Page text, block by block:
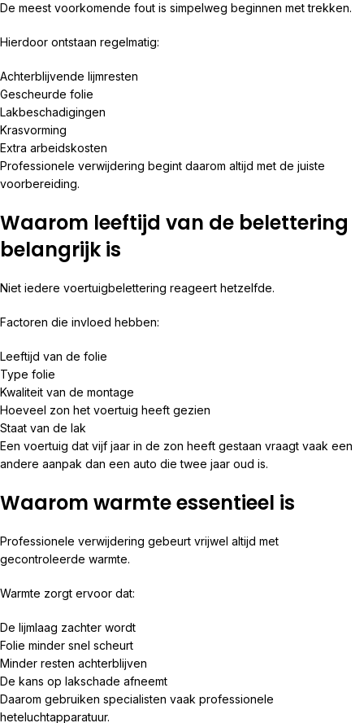
De meest voorkomende fout is simpelweg beginnen met trekken.
Hierdoor ontstaan regelmatig:
Achterblijvende lijmresten
Gescheurde folie
Lakbeschadigingen
Krasvorming
Extra arbeidskosten
Professionele verwijdering begint daarom altijd met de juiste
voorbereiding.
Waarom leeftijd van de belettering
belangrijk is
Niet iedere voertuigbelettering reageert hetzelfde.
Factoren die invloed hebben:
Leeftijd van de folie
Type folie
Kwaliteit van de montage
Hoeveel zon het voertuig heeft gezien
Staat van de lak
Een voertuig dat vijf jaar in de zon heeft gestaan vraagt vaak een
andere aanpak dan een auto die twee jaar oud is.
Waarom warmte essentieel is
Professionele verwijdering gebeurt vrijwel altijd met
gecontroleerde warmte.
Warmte zorgt ervoor dat:
De lijmlaag zachter wordt
Folie minder snel scheurt
Minder resten achterblijven
De kans op lakschade afneemt
Daarom gebruiken specialisten vaak professionele
heteluchtapparatuur.